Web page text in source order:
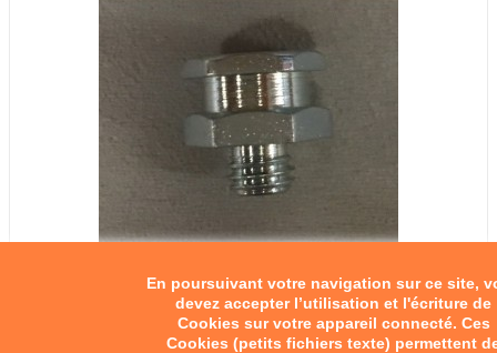
En poursuivant votre navigation sur ce site,
devez accepter l’utilisation et l'écriture de
Cookies sur votre appareil connecté. Ces
Cookies (petits fichiers texte) permettent
Graisseur 8-125